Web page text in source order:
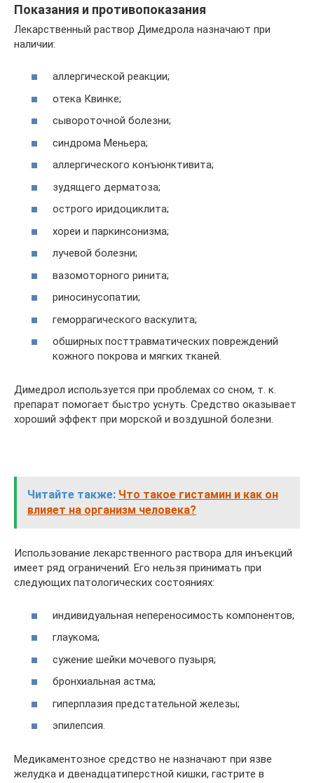
Показания и противопоказания
Лекарственный раствор Димедрола назначают при
наличии:
аллергической реакции;
отека Квинке;
сывороточной болезни;
синдрома Меньера;
аллергического конъюнктивита;
зудящего дерматоза;
острого иридоциклита;
хореи и паркинсонизма;
лучевой болезни;
вазомоторного ринита;
риносинусопатии;
геморрагического васкулита;
обширных посттравматических повреждений
кожного покрова и мягких тканей.
Димедрол используется при проблемах со сном, т. к.
препарат помогает быстро уснуть. Средство оказывает
хороший эффект при морской и воздушной болезни.
Читайте также: Что такое гистамин и как он
влияет на организм человека?
Использование лекарственного раствора для инъекций
имеет ряд ограничений. Его нельзя принимать при
следующих патологических состояниях:
индивидуальная непереносимость компонентов;
глаукома;
сужение шейки мочевого пузыря;
бронхиальная астма;
гиперплазия предстательной железы;
эпилепсия.
Медикаментозное средство не назначают при язве
желудка и двенадцатиперстной кишки, гастрите в